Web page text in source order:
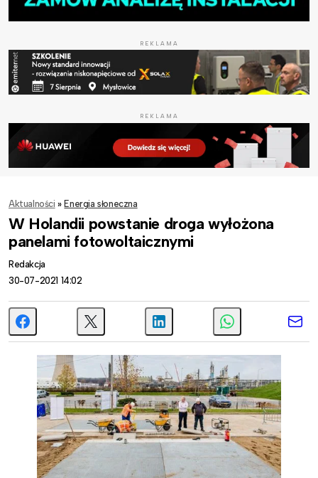
REKLAMA
REKLAMA
Aktualności » Energia słoneczna
W Holandii powstanie droga wyłożona
panelami fotowoltaicznymi
Redakcja
30-07-2021 14:02